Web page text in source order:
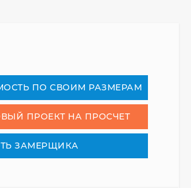
ПО СВОИМ РАЗМЕРАМ
ПРОЕКТ НА ПРОСЧЕТ
ЗАМЕРЩИКА